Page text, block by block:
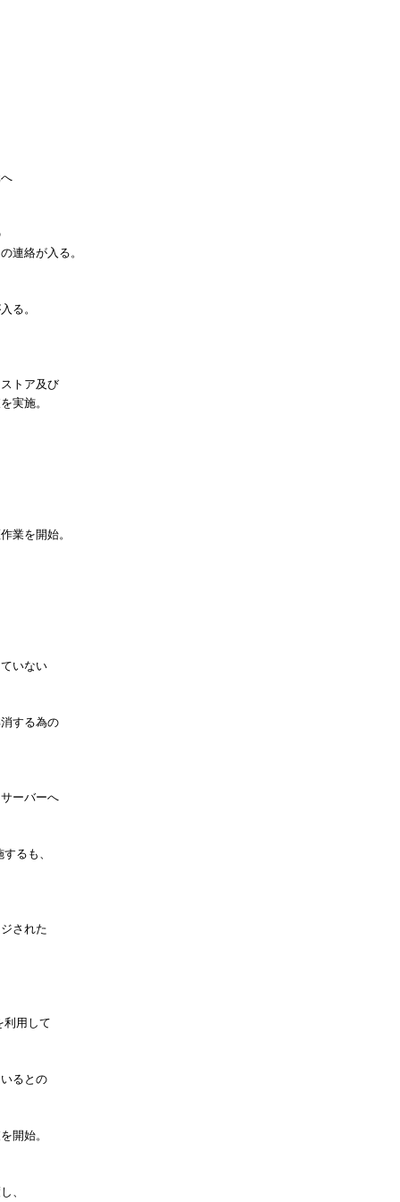
絡が入る。
。
トア及び
施。
業を開始。
いない
する為の
ーバーへ
るも、
された
利用して
るとの
開始。
、